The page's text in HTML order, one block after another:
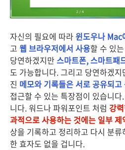
자신의 필요에 따라 윈도우나 Mac
고 웹 브라우저에서 사용할 수 있
당연하겠지만 스마트폰, 스마트패
도 가능합니다. 그리고 당연하겠
진 메모와 기록들은 서로 공유되고
접근할 수 있는 특장점이 있습니
니다. 워드나 파워포인트 처럼 강
과적으로 사용하는 것에는 일부 제
상을 기록하고 정리하고 다시 분
한 효자도 없을 겁니다.